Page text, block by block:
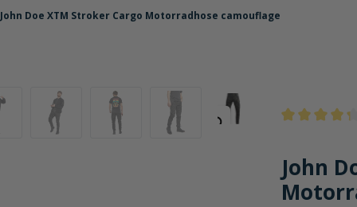
John Doe XTM Stroker Cargo Motorradhose camouflage
John